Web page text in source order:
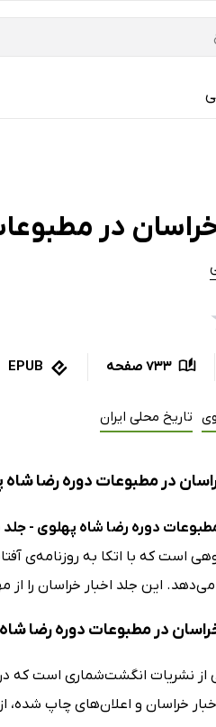
خراسان در
733 صفحه EPUB
تاریخ محلی ایران
در مطبوعات دوره رضا
مطبوعات دوره رضا شاه پهلوی -
است که با اتکا به روزنامه‌ی
را از مهر 1306 تا مهر 1307 و از مهر 1314 تا مرداد 1315 بازتاب
در مطبوعات دوره رضا
از نشریات انگشت‌شماری است که
خراسان و اعلان‌های چاپ